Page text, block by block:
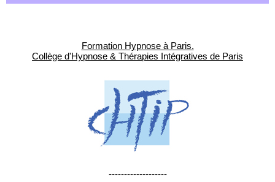
Formation Hypnose à Paris.
Collège d'Hypnose & Thérapies Intégratives de Paris
-------------------